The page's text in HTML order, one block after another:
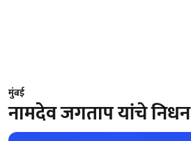
मुंबई
नामदेव जगताप यांचे निधन